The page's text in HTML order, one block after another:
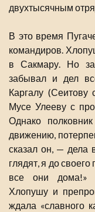
двухтысячным
В это время
командиров.
в Сакмару. Но
забывал и дел
Каргалу (Сеитову
Мусе Улееву с
Однако
движению,
сказал он, — дела
глядят, я до
все они дома!»
Хлопушу и
ждала «славного